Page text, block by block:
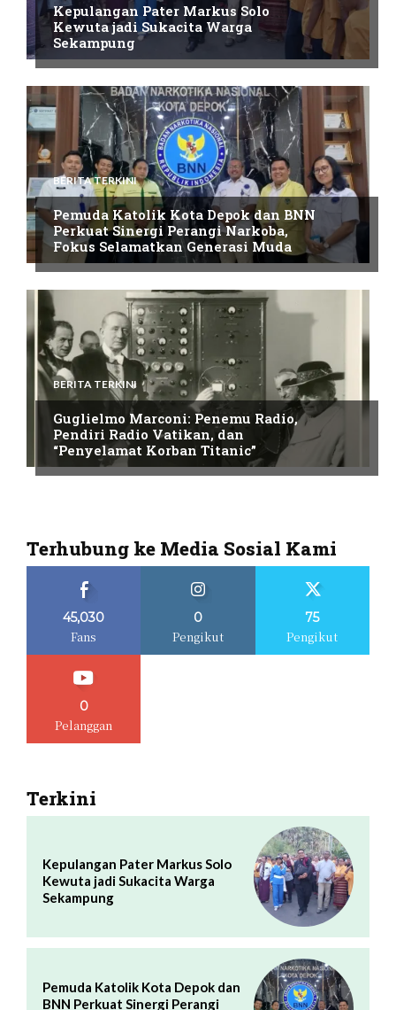
Kepulangan Pater Markus Solo
Kewuta jadi Sukacita Warga
Sekampung
BERITA TERKINI
Pemuda Katolik Kota Depok dan BNN
Perkuat Sinergi Perangi Narkoba,
Fokus Selamatkan Generasi Muda
BERITA TERKINI
Guglielmo Marconi: Penemu Radio,
Pendiri Radio Vatikan, dan
“Penyelamat Korban Titanic”
Terhubung ke Media Sosial Kami
45,030
Fans
0
Pengikut
75
Pengikut
0
Pelanggan
Terkini
Kepulangan Pater Markus Solo
Kewuta jadi Sukacita Warga
Sekampung
Pemuda Katolik Kota Depok dan
BNN Perkuat Sinergi Perangi